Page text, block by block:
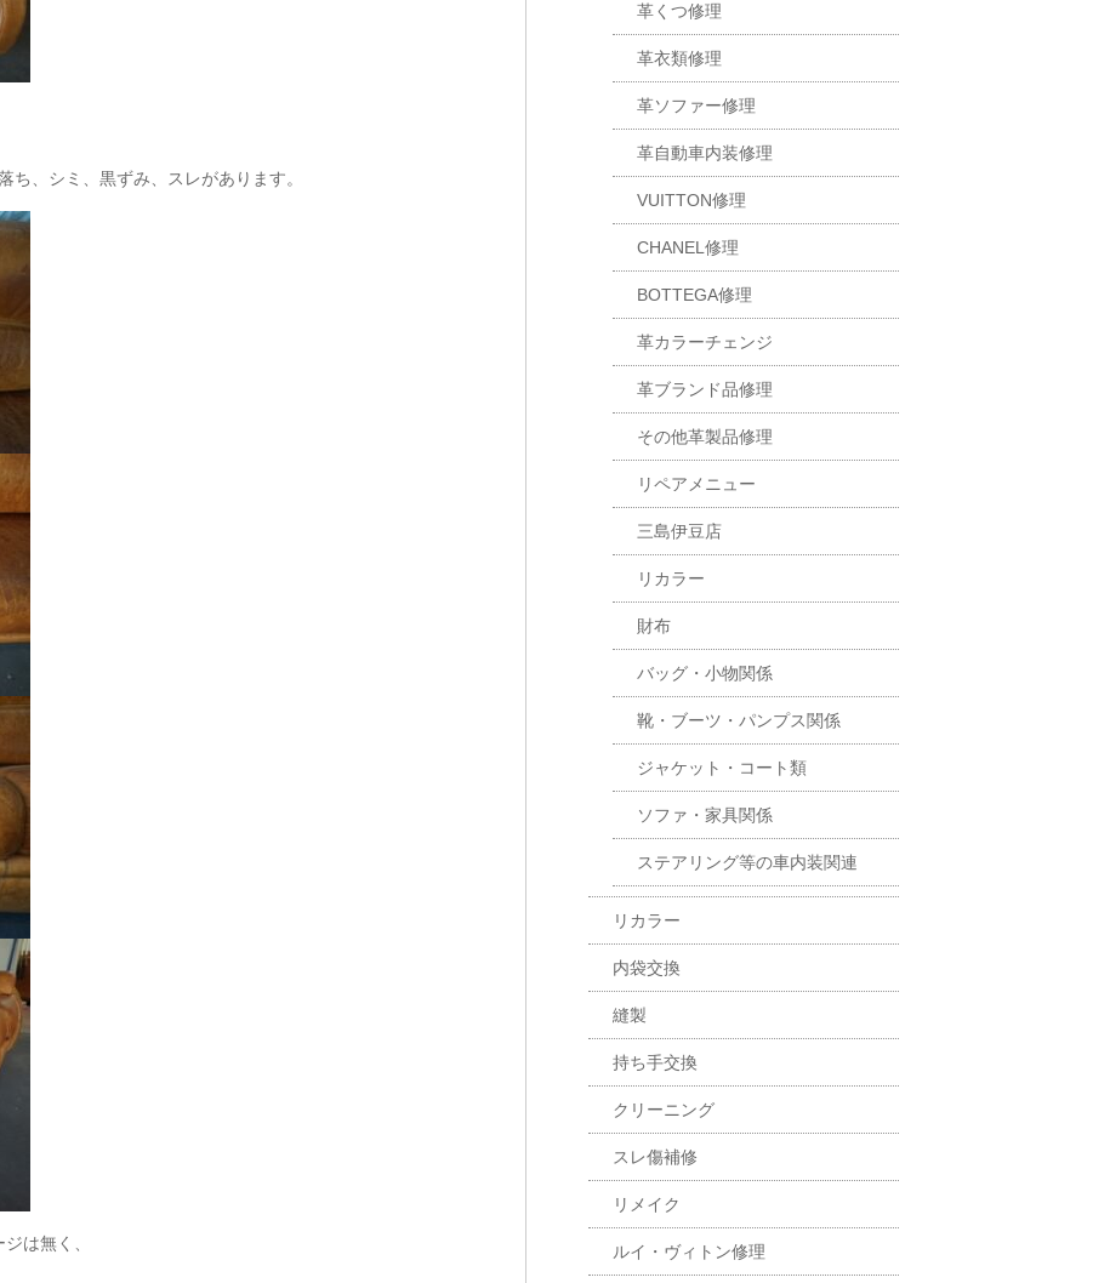
ち、シミ、黒ずみ、スレがあります。
は無く、
革くつ修理
革衣類修理
革ソファー修理
革自動車内装修理
VUITTON修理
CHANEL修理
BOTTEGA修理
革カラーチェンジ
革ブランド品修理
その他革製品修理
リペアメニュー
三島伊豆店
リカラー
財布
バッグ・小物関係
靴・ブーツ・パンプス関係
ジャケット・コート類
ソファ・家具関係
ステアリング等の車内装関連
リカラー
内袋交換
縫製
持ち手交換
クリーニング
スレ傷補修
リメイク
ルイ・ヴィトン修理